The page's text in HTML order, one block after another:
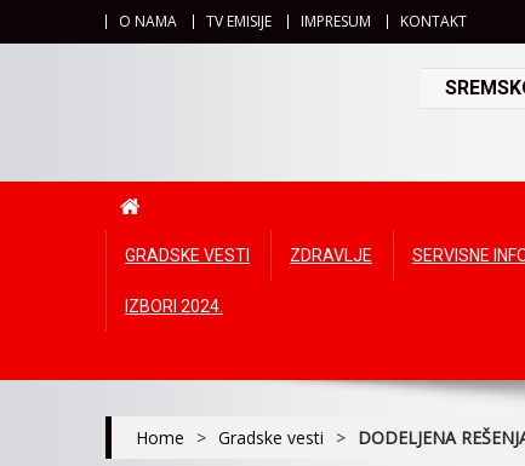
O NAMA TV EMISIJE IMPRESUM KONTAKT
GRADSKE VESTI ZDRAVLJE SERVISNE
IZBORI 2024.
Home > Gradske vesti > DODELJENA